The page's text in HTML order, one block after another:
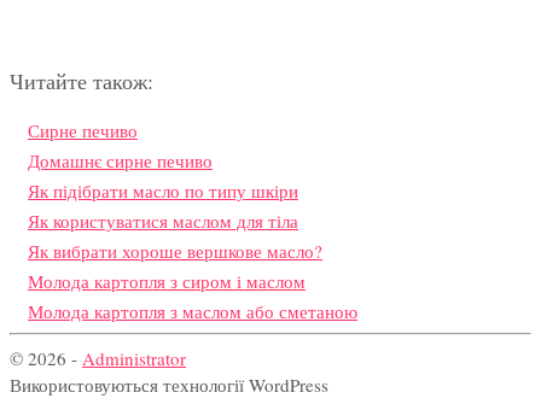
Читайте також:
Сирне печиво
Домашнє сирне печиво
Як підібрати масло по типу шкіри
Як користуватися маслом для тіла
Як вибрати хороше вершкове масло?
Молода картопля з сиром і маслом
Молода картопля з маслом або сметаною
© 2026 - Administrator
Використовуються технології WordPress